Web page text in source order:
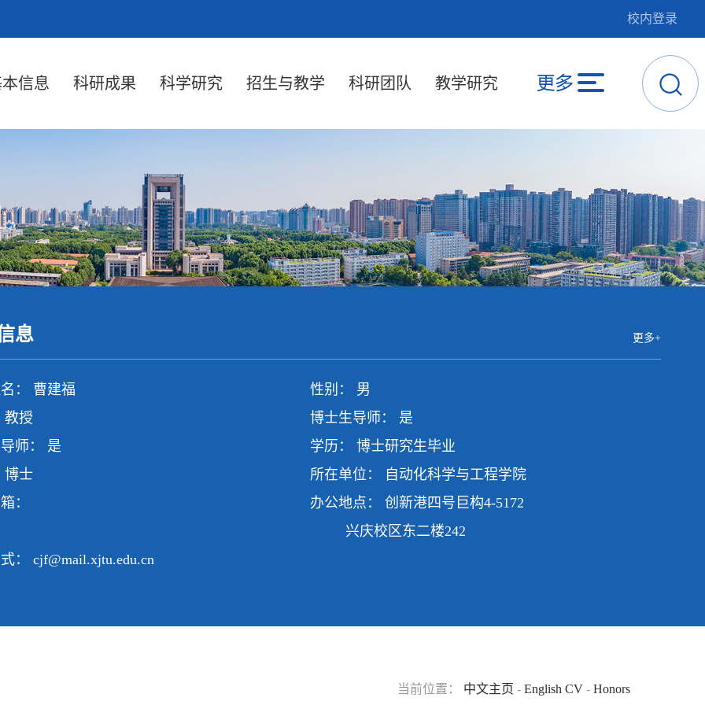
校内登录
信息 科研成果 科学研究 招生与教学 科研团队 教学研究
息 更多+
： 曹建福
性别： 男
教授
博士生导师： 是
师： 是
学历： 博士研究生毕业
博士
所在单位： 自动化科学与工程学院
：
办公地点： 创新港四号巨构4-5172
兴庆校区东二楼242
： cjf@mail.xjtu.edu.cn
当前位置： 中文主页 - English CV - Honors